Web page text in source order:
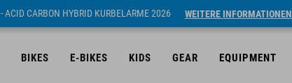
- ACID CARBON HYBRID KURBELARME 2026 WEITERE INFORMATIONEN
BIKES E-BIKES KIDS GEAR EQUIPMENT